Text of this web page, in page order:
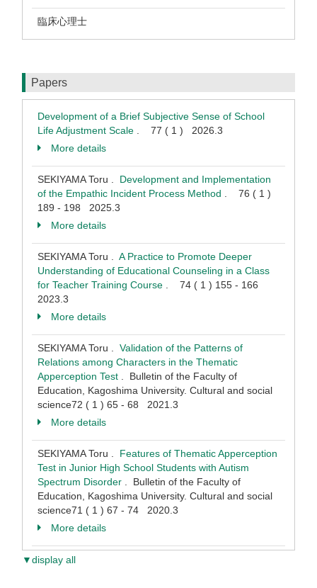
臨床心理士
Papers
Development of a Brief Subjective Sense of School
Life Adjustment Scale . 77 ( 1 ) 2026.3
More details
SEKIYAMA Toru . Development and Implementation
of the Empathic Incident Process Method . 76 ( 1 )
189 - 198 2025.3
More details
SEKIYAMA Toru . A Practice to Promote Deeper
Understanding of Educational Counseling in a Class
for Teacher Training Course . 74 ( 1 ) 155 - 166
2023.3
More details
SEKIYAMA Toru . Validation of the Patterns of
Relations among Characters in the Thematic
Apperception Test . Bulletin of the Faculty of
Education, Kagoshima University. Cultural and social
science72 ( 1 ) 65 - 68 2021.3
More details
SEKIYAMA Toru . Features of Thematic Apperception
Test in Junior High School Students with Autism
Spectrum Disorder . Bulletin of the Faculty of
Education, Kagoshima University. Cultural and social
science71 ( 1 ) 67 - 74 2020.3
More details
▼display all